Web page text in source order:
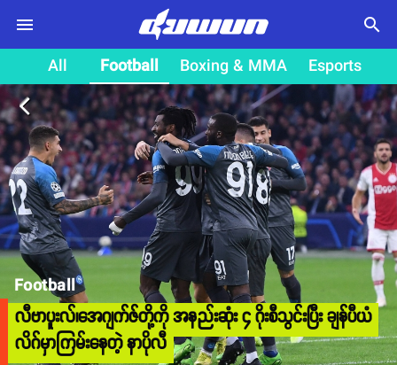
search
All Football Boxing & MMA Esports
arrow_back_ios
Football
လီဗာပူးလ်၊အေဂျက်ဇ်တို့ကို အနည်းဆုံး ၄ ဂိုးစီသွင်းပြီး ချန်ပီယံ
လိဂ်မှာကြမ်းနေတဲ့ နာပိုလီ